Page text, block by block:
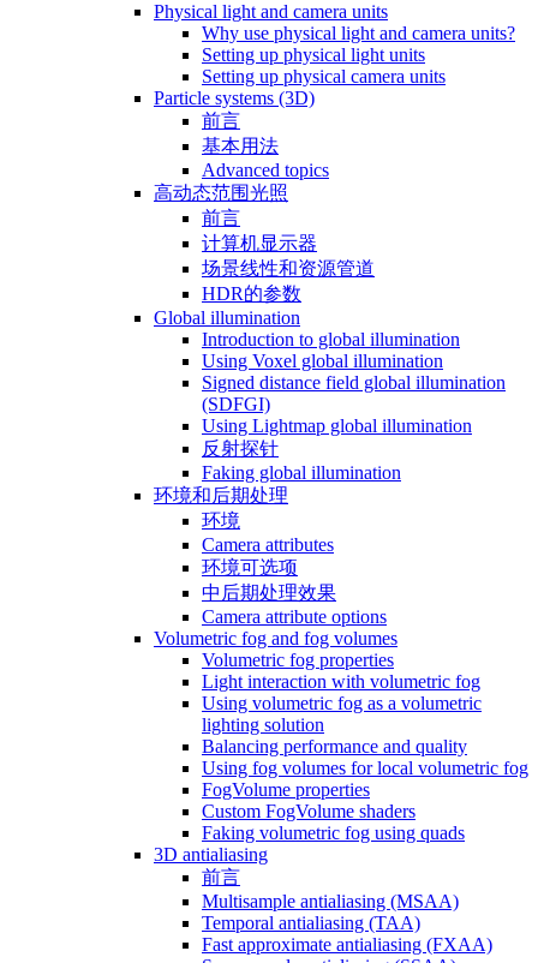
Physical light and camera units
Why use physical light and camera units?
Setting up physical light units
Setting up physical camera units
Particle systems (3D)
前言
基本用法
Advanced topics
高动态范围光照
前言
计算机显示器
场景线性和资源管道
HDR的参数
Global illumination
Introduction to global illumination
Using Voxel global illumination
Signed distance field global illumination
(SDFGI)
Using Lightmap global illumination
反射探针
Faking global illumination
环境和后期处理
环境
Camera attributes
环境可选项
中后期处理效果
Camera attribute options
Volumetric fog and fog volumes
Volumetric fog properties
Light interaction with volumetric fog
Using volumetric fog as a volumetric
lighting solution
Balancing performance and quality
Using fog volumes for local volumetric fog
FogVolume properties
Custom FogVolume shaders
Faking volumetric fog using quads
3D antialiasing
前言
Multisample antialiasing (MSAA)
Temporal antialiasing (TAA)
Fast approximate antialiasing (FXAA)